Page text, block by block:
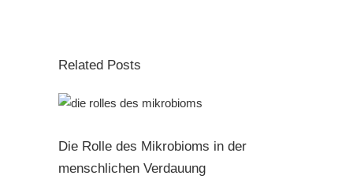
Related Posts
Die Rolle des Mikrobioms in der
menschlichen Verdauung